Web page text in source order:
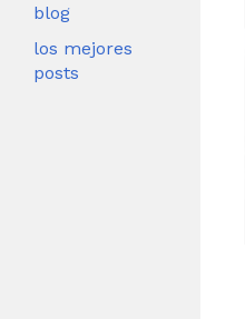
blog
los mejores
posts